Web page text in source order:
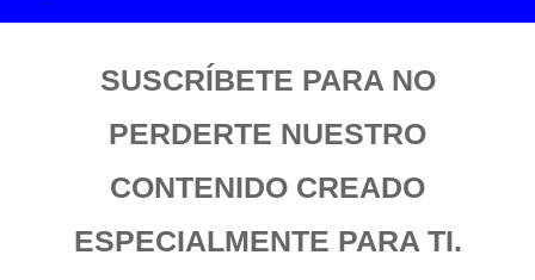
SUSCRÍBETE PARA NO
PERDERTE NUESTRO
CONTENIDO CREADO
ESPECIALMENTE PARA TI.